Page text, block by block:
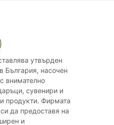
утвърден
България, насочен
внимателно
сувенири и
продукти. Фирмата
да предоставя на
и